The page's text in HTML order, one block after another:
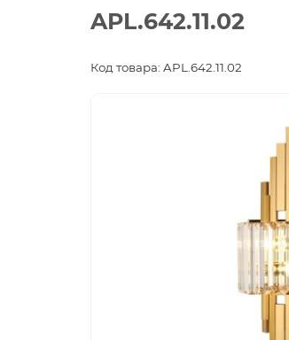
APL.642.11.02
Код товара: APL.642.11.02